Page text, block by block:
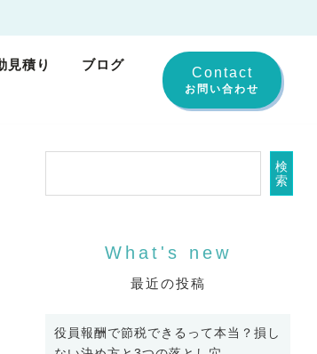
見積り ブログ
Contact
検
索
最近の投稿
役員報酬で節税できるって本当？損し